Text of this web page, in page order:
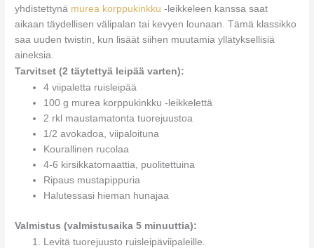
yhdistettynä murea korppukinkku -leikkeleen kanssa saat
aikaan täydellisen välipalan tai kevyen lounaan. Tämä klassikko
saa uuden twistin, kun lisäät siihen muutamia yllätyksellisiä
aineksia.
Tarvitset (2 täytettyä leipää varten):
4 viipaletta ruisleipää
100 g murea korppukinkku -leikkelettä
2 rkl maustamatonta tuorejuustoa
1/2 avokadoa, viipaloituna
Kourallinen rucolaa
4-6 kirsikkatomaattia, puolitettuina
Ripaus mustapippuria
Halutessasi hieman hunajaa
Valmistus (valmistusaika 5 minuuttia):
Levitä tuorejuusto ruisleipäviipaleille.